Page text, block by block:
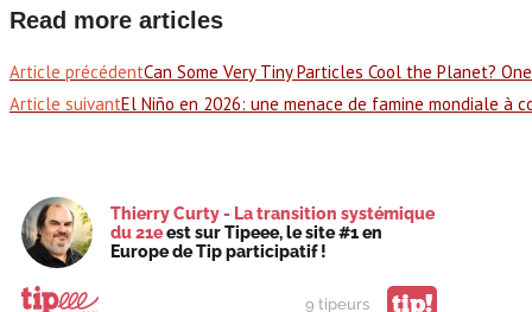
Read more articles
Article précédentCan Some Very Tiny Particles Cool the Planet?
Article suivantEl Niño en 2026: une menace de famine mondiale à
Thierry Curty - La transition systémique
du 21eest sur Tipeee, le site #1 en
Europe de Tip participatif !
9 tipeurs tip!